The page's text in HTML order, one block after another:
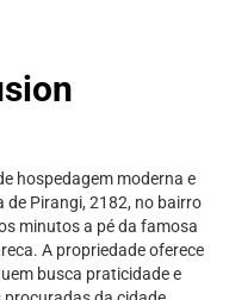
hospedagem moderna e
Pirangi, 2182, no bairro
minutos a pé da famosa
A propriedade oferece
busca praticidade e